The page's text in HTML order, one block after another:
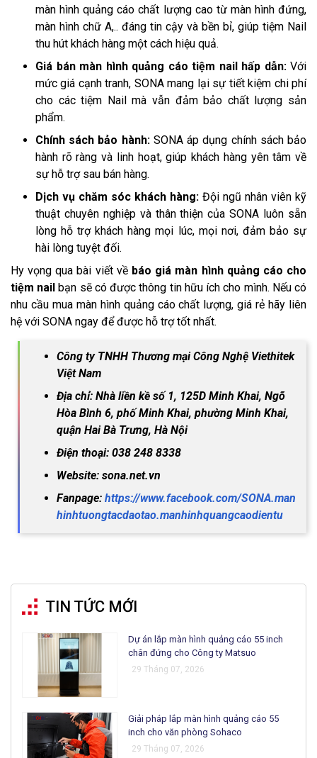
màn hình quảng cáo chất lượng cao từ màn hình đứng,
màn hình chữ A,.. đáng tin cậy và bền bỉ, giúp tiệm Nail
thu hút khách hàng một cách hiệu quả.
Giá bán màn hình quảng cáo tiệm nail hấp dẫn:Với
mức giá cạnh tranh, SONA mang lại sự tiết kiệm chi phí
cho các tiệm Nail mà vẫn đảm bảo chất lượng sản
phẩm.
Chính sách bảo hành:SONA áp dụng chính sách bảo
hành rõ ràng và linh hoạt, giúp khách hàng yên tâm về
sự hỗ trợ sau bán hàng.
Dịch vụ chăm sóc khách hàng: Đội ngũ nhân viên kỹ
thuật chuyên nghiệp và thân thiện của SONA luôn sẵn
lòng hỗ trợ khách hàng mọi lúc, mọi nơi, đảm bảo sự
hài lòng tuyệt đối.
Hy vọng qua bài viết về báo giá màn hình quảng cáo cho
tiệm nail bạn sẽ có được thông tin hữu ích cho mình. Nếu có
nhu cầu mua màn hình quảng cáo chất lượng, giá rẻ hãy liên
hệ với SONA ngay để được hỗ trợ tốt nhất.
Công ty TNHH Thương mại Công Nghệ Viethitek
Việt Nam
Địa chỉ: Nhà liền kề số 1, 125D Minh Khai, Ngõ
Hòa Bình 6, phố Minh Khai, phường Minh Khai,
quận Hai Bà Trưng, Hà Nội
Điện thoại: 038 248 8338
Website: sona.net.vn
Fanpage: https://www.facebook.com/SONA.man
hinhtuongtacdaotao.manhinhquangcaodientu
TIN TỨC MỚI
Dự án lắp màn hình quảng cáo 55 inch
chân đứng cho Công ty Matsuo
29 Tháng 07, 2026
Giải pháp lắp màn hình quảng cáo 55
inch cho văn phòng Sohaco
29 Tháng 07, 2026